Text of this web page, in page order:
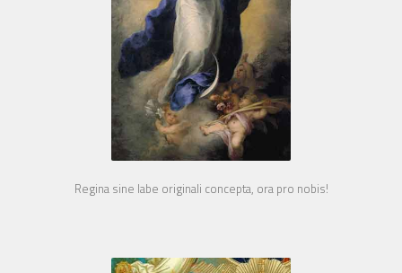
Regina sine labe originali concepta, ora pro nobis!